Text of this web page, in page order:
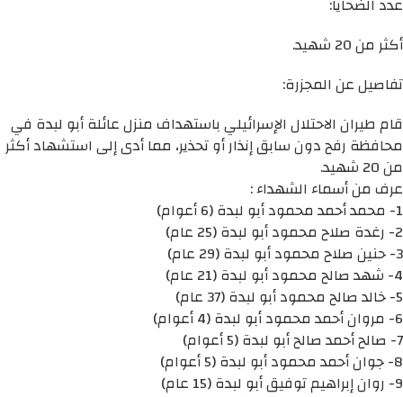
عدد الضحايا:
أكثر من 20 شهيد.
تفاصيل عن المجزرة:
قام طيران الاحتلال الإسرائيلي باستهداف منزل عائلة أبو لبدة في
محافظة رفح دون سابق إنذار أو تحذير، مما أدى إلى استشهاد أكثر
من 20 شهيد.
عرف من أسماء الشهداء :
1- محمد أحمد محمود أبو لبدة (6 أعوام)
2- رغدة صلاح محمود أبو لبدة (25 عام)
3- حنين صلاح محمود أبو لبدة (29 عام)
4- شهد صالح محمود أبو لبدة (21 عام)
5- خالد صالح محمود أبو لبدة (37 عام)
6- مروان أحمد محمود أبو لبدة (4 أعوام)
7- صالح أحمد صالح أبو لبدة (5 أعوام)
8- جوان أحمد محمود أبو لبدة (5 أعوام)
9- روان إبراهيم توفيق أبو لبدة (15 عام)